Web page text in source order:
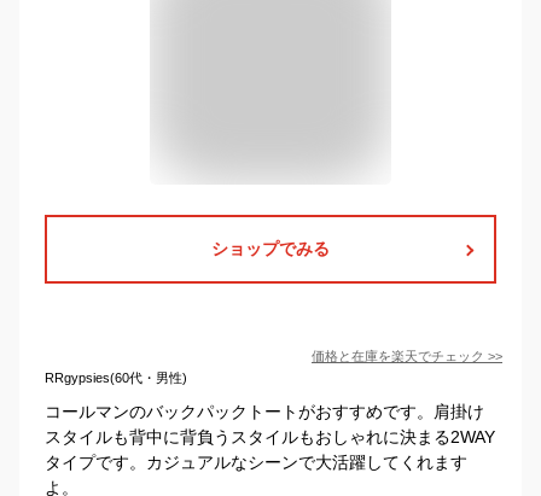
ショップでみる
価格と在庫を楽天でチェック >>
RRgypsies(60代・男性)
コールマンのバックパックトートがおすすめです。肩掛け
スタイルも背中に背負うスタイルもおしゃれに決まる2WAY
タイプです。カジュアルなシーンで大活躍してくれます
よ。